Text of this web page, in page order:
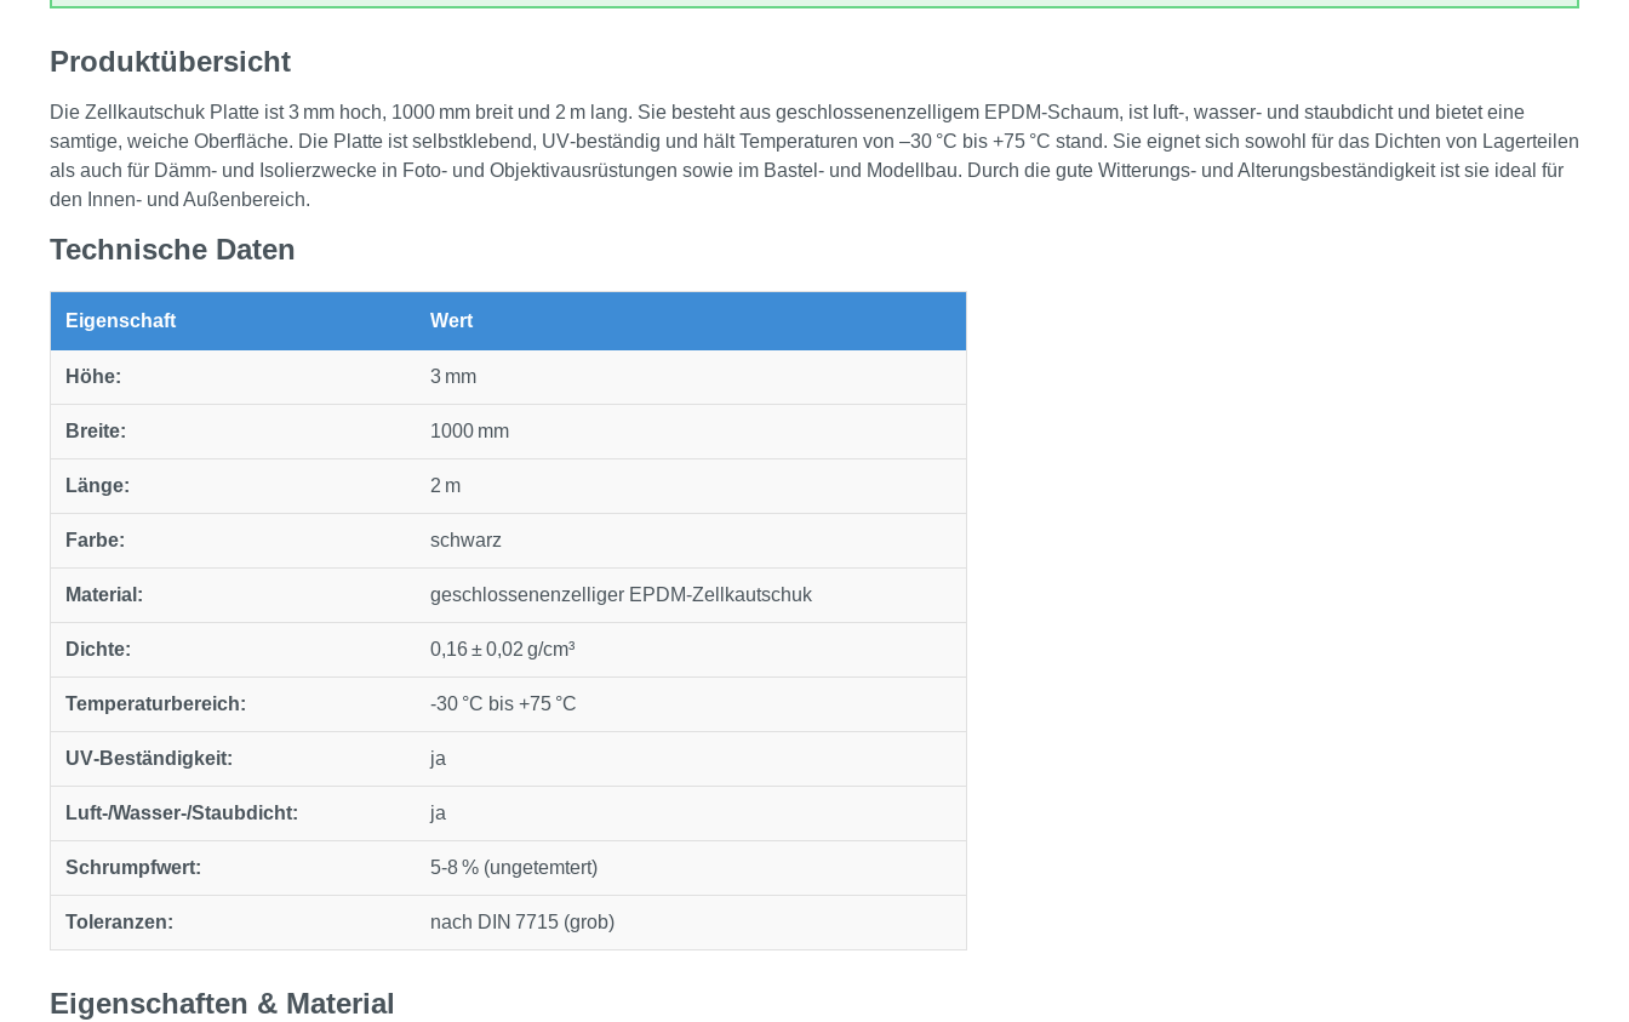
Produktübersicht
Die Zellkautschuk Platte ist 3 mm hoch, 1000 mm breit und 2 m lang. Sie besteht aus geschlossenenzelligem EPDM‑Schaum, ist luft‑, wasser‑ und staubdicht und bietet eine
samtige, weiche Oberfläche. Die Platte ist selbstklebend, UV‑beständig und hält Temperaturen von –30 °C bis +75 °C stand. Sie eignet sich sowohl für das Dichten von Lagerteilen
als auch für Dämm‑ und Isolierzwecke in Foto‑ und Objektivausrüstungen sowie im Bastel‑ und Modellbau. Durch die gute Witterungs‑ und Alterungsbeständigkeit ist sie ideal für
den Innen‑ und Außenbereich.
Technische Daten
Eigenschaft Wert
Höhe: 3 mm
Breite: 1000 mm
Länge: 2 m
Farbe: schwarz
Material: geschlossenenzelliger EPDM‑Zellkautschuk
Dichte: 0,16 ± 0,02 g/cm³
Temperaturbereich: -30 °C bis +75 °C
UV‑Beständigkeit: ja
Luft‑/Wasser‑/Staubdicht: ja
Schrumpfwert: 5‑8 % (ungetemtert)
Toleranzen: nach DIN 7715 (grob)
Eigenschaften & Material